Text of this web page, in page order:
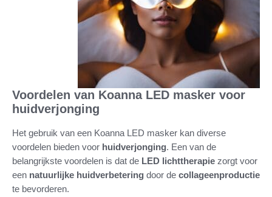
Voordelen van Koanna LED masker voor
huidverjonging
Het gebruik van een Koanna LED masker kan diverse
voordelen bieden voor huidverjonging. Een van de
belangrijkste voordelen is dat de LED lichttherapie zorgt voor
een natuurlijke huidverbetering door de collageenproductie
te bevorderen.